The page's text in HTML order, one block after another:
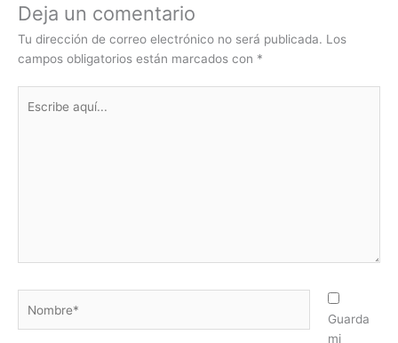
Deja un comentario
Tu dirección de correo electrónico no será publicada. Los
campos obligatorios están marcados con *
aquí...
Guarda
mi